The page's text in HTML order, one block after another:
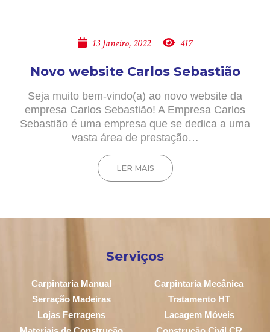
13 Janeiro, 2022 417
Novo website Carlos Sebastião
Seja muito bem-vindo(a) ao novo website da
empresa Carlos Sebastião! A Empresa Carlos
Sebastião é uma empresa que se dedica a uma
vasta área de prestação…
LER MAIS
Serviços
Carpintaria Manual
Carpintaria Mecânica
Serração Madeiras
Tratamento HT
Lojas Ferragens
Lacagem Móveis